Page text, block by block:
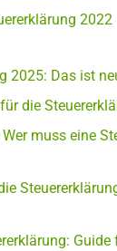
2022
2025: Das ist
die
muss eine